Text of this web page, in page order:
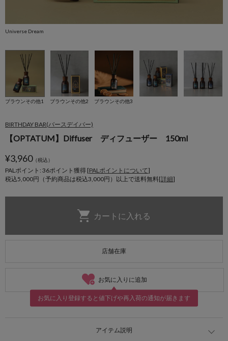
Universe Dream
ブラウンその他1 ブラウンその他2 ブラウンその他3
BIRTHDAY BAR(バースデイバー)
【OPTATUM】Diffuser ディフューザー 150ml
¥3,960（税込）
PALポイント: 36ポイント獲得 [PALポイントについて]
税込5,000円（予約商品は税込3,000円）以上で送料無料[詳細]
店舗在庫
お気に入りに追加
お気に入り登録すると値下げや再入荷の通知が届きます
アイテム説明